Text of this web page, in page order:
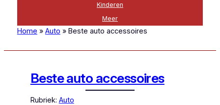
Kinderen
Meer
Home » Auto »Beste auto accessoires
Beste auto accessoires
Rubriek: Auto